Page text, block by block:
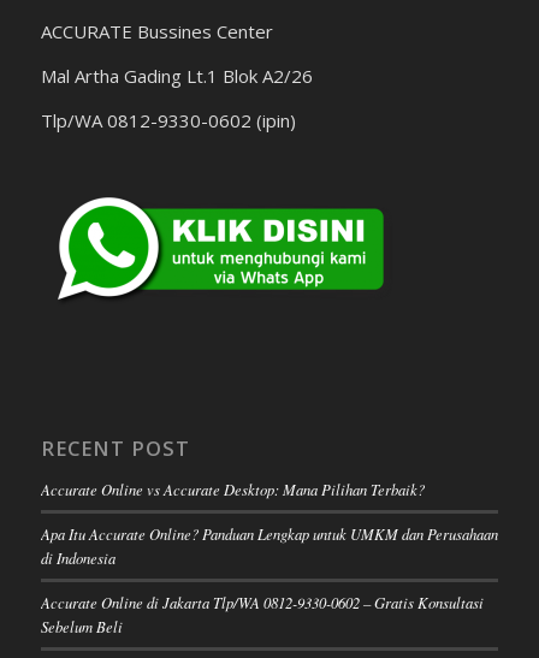
ACCURATE Bussines Center
Mal Artha Gading Lt.1 Blok A2/26
Tlp/WA 0812-9330-0602 (ipin)
RECENT POST
Accurate Online vs Accurate Desktop: Mana Pilihan Terbaik?
Apa Itu Accurate Online? Panduan Lengkap untuk UMKM dan Perusahaan
di Indonesia
Accurate Online di Jakarta Tlp/WA 0812-9330-0602 – Gratis Konsultasi
Sebelum Beli